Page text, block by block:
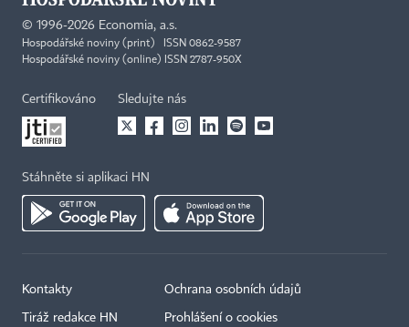
© 1996-2026 Economia, a.s.
Hospodářské noviny (print) ISSN 0862-9587
Hospodářské noviny (online) ISSN 2787-950X
Certifikováno Sledujte nás
Stáhněte si aplikaci HN
Kontakty
Tiráž redakce HN
Ochrana osobních údajů
Prohlášení o cookies